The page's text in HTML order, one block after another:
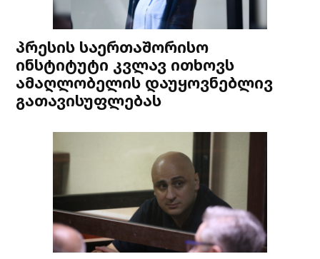
პრესის საერთაშორისო
ინსტიტუტი კვლავ ითხოვს
ამაღლობელის დაუყოვნებლივ
გათავისუფლებას